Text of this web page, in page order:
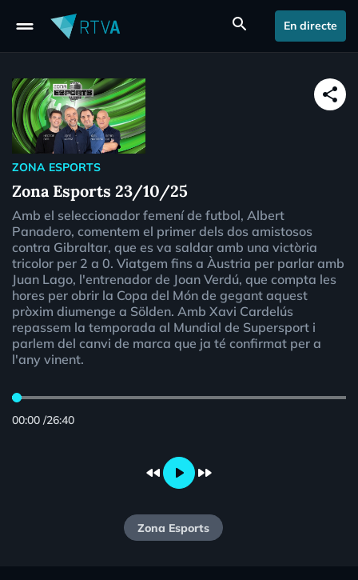
drag_handle search En directe
share
ZONA ESPORTS
Zona Esports 23/10/25
Amb el seleccionador femení de futbol, Albert
Panadero, comentem el primer dels dos amistosos
contra Gibraltar, que es va saldar amb una victòria
tricolor per 2 a 0. Viatgem fins a Àustria per parlar amb
Juan Lago, l'entrenador de Joan Verdú, que compta les
hores per obrir la Copa del Món de gegant aquest
pròxim diumenge a Sölden. Amb Xavi Cardelús
repassem la temporada al Mundial de Supersport i
parlem del canvi de marca que ja té confirmat per a
l'any vinent.
00:00 /26:40
fast_rewind play_arrow fast_forward
Zona Esports